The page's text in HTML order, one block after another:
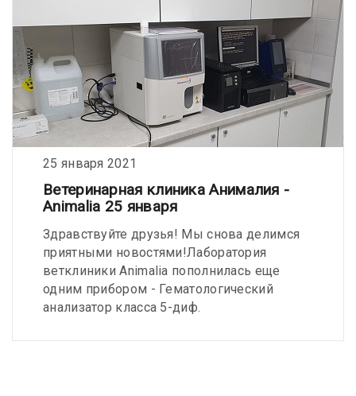
25 января 2021
Ветеринарная клиника Анималия -
Animalia 25 января
Здравствуйте друзья! Мы снова делимся
приятными новостями!Лаборатория
ветклиники Animalia пополнилась еще
одним прибором - Гематологический
анализатор класса 5-диф.